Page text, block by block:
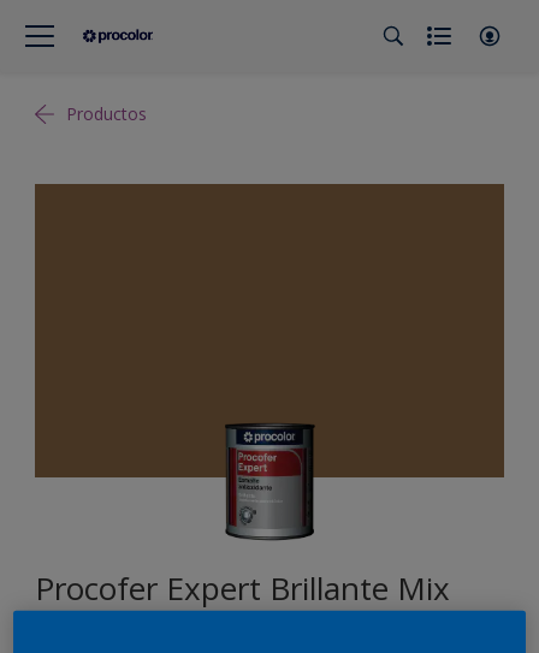
Productos
Procofer Expert Brillante Mix